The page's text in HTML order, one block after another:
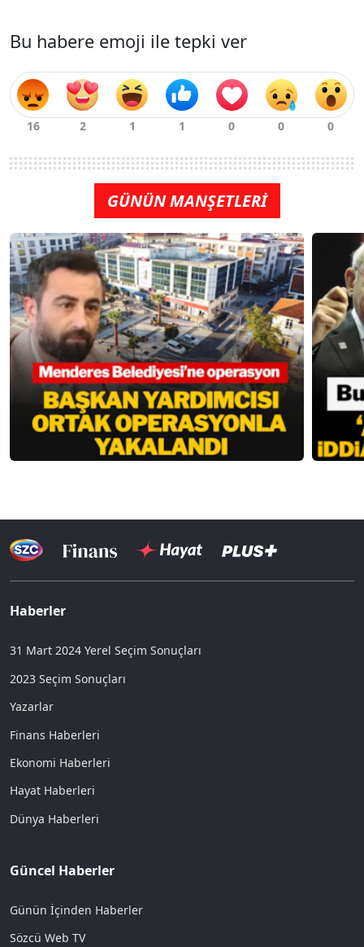
Bu habere emoji ile tepki ver
GÜNÜN MANŞETLERİ
Haberler
31 Mart 2024 Yerel Seçim Sonuçları
2023 Seçim Sonuçları
Yazarlar
Finans Haberleri
Ekonomi Haberleri
Hayat Haberleri
Dünya Haberleri
Güncel Haberler
Günün İçinden Haberler
Sözcü Web TV